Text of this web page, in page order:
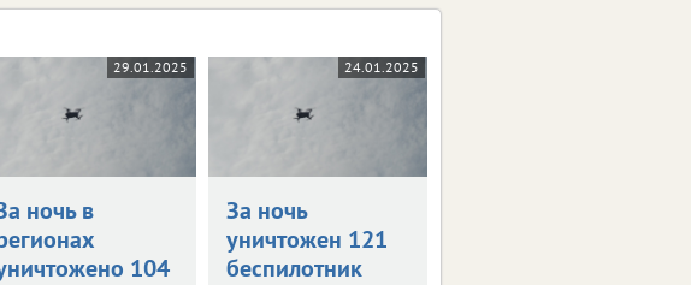
29.01.2025
ночь в
104
24.01.2025
За ночь
уничтожен 121
беспилотник